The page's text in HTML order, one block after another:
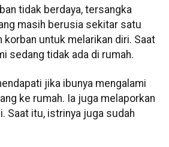
tidak berdaya, tersangka
masih berusia sekitar satu
korban untuk melarikan diri. Saat
sedang tidak ada di rumah.
jika ibunya mengalami
ke rumah. Ia juga melaporkan
Saat itu, istrinya juga sudah